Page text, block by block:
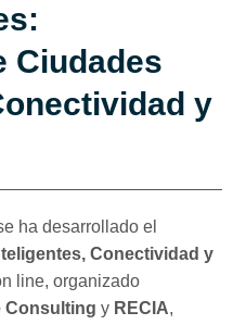
Ciudades
y
ha desarrollado el
Conectividad y
line, organizado
Consulting y RECIA,